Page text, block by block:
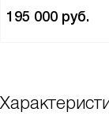
195 000 руб.